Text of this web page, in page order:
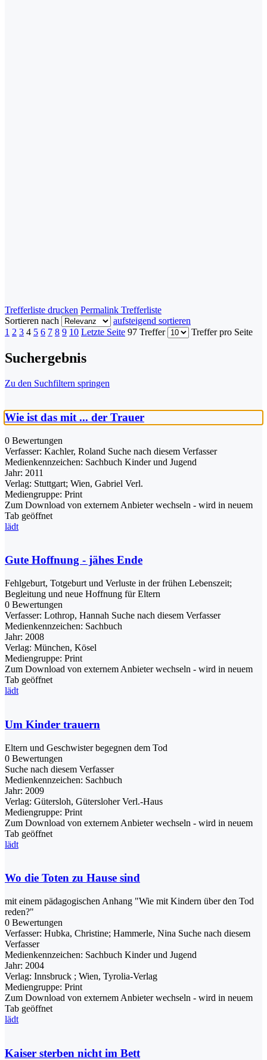
Trefferliste drucken Permalink Trefferliste
Sortieren nach
aufsteigend sortieren
1 2 3 4 5 6 7 8 9 10 Letzte Seite 97 Treffer Treffer pro Seite
Suchergebnis
Zu den Suchfiltern springen
Wie ist das mit ... der Trauer
0 Bewertungen
Verfasser: Kachler, Roland Suche nach diesem Verfasser
Medienkennzeichen: Sachbuch Kinder und Jugend
Jahr: 2011
Verlag: Stuttgart; Wien, Gabriel Verl.
Mediengruppe: Print
Zum Download von externem Anbieter wechseln - wird in neuem
Tab geöffnet
lädt
Gute Hoffnung - jähes Ende
Fehlgeburt, Totgeburt und Verluste in der frühen Lebenszeit;
Begleitung und neue Hoffnung für Eltern
0 Bewertungen
Verfasser: Lothrop, Hannah Suche nach diesem Verfasser
Medienkennzeichen: Sachbuch
Jahr: 2008
Verlag: München, Kösel
Mediengruppe: Print
Zum Download von externem Anbieter wechseln - wird in neuem
Tab geöffnet
lädt
Um Kinder trauern
Eltern und Geschwister begegnen dem Tod
0 Bewertungen
Suche nach diesem Verfasser
Medienkennzeichen: Sachbuch
Jahr: 2009
Verlag: Gütersloh, Gütersloher Verl.-Haus
Mediengruppe: Print
Zum Download von externem Anbieter wechseln - wird in neuem
Tab geöffnet
lädt
Wo die Toten zu Hause sind
mit einem pädagogischen Anhang "Wie mit Kindern über den Tod
reden?"
0 Bewertungen
Verfasser: Hubka, Christine; Hammerle, Nina Suche nach diesem
Verfasser
Medienkennzeichen: Sachbuch Kinder und Jugend
Jahr: 2004
Verlag: Innsbruck ; Wien, Tyrolia-Verlag
Mediengruppe: Print
Zum Download von externem Anbieter wechseln - wird in neuem
Tab geöffnet
lädt
Kaiser sterben nicht im Bett